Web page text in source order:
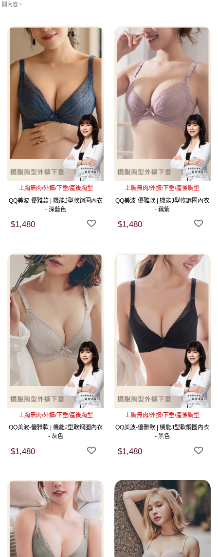
關內容。
上胸無肉/外擴/下垂/產後胸型
QQ美波-優雅款 | 機能J型軟鋼圈內衣
- 深藍色
$1,480
上胸無肉/外擴/下垂/產後胸型
QQ美波-優雅款 | 機能J型軟鋼圈內衣
- 藕紫
$1,480
上胸無肉/外擴/下垂/產後胸型
QQ美波-優雅款 | 機能J型軟鋼圈內衣
- 灰色
$1,480
上胸無肉/外擴/下垂/產後胸型
QQ美波-優雅款 | 機能J型軟鋼圈內衣
- 黑色
$1,480